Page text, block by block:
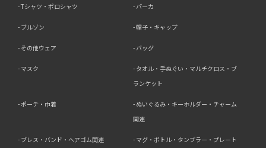
Tシャツ・ポロシャツ パーカ
ブルゾン 帽子・キャップ
その他ウェア バッグ
マスク
タオル・手ぬぐい・マルチクロス・ブ
ランケット
ポーチ・巾着
ぬいぐるみ・キーホルダー・チャーム
関連
ブレス・バンド・ヘアゴム関連 マグ・ボトル・タンブラー・プレート